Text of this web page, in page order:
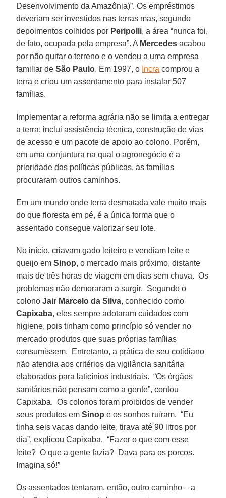
Desenvolvimento da Amazônia)”. Os empréstimos
deveriam ser investidos nas terras mas, segundo
depoimentos colhidos por Peripolli, a área “nunca foi,
de fato, ocupada pela empresa”. A Mercedes acabou
por não quitar o terreno e o vendeu a uma empresa
familiar deSão Paulo. Em 1997, o Incra comprou a
terra e criou um assentamento para instalar 507
famílias.
Implementar a reforma agrária não se limita a entregar
a terra; inclui assistência técnica, construção de vias
de acesso e um pacote de apoio ao colono. Porém,
em uma conjuntura na qual o agronegócio é a
prioridade das políticas públicas, as famílias
procuraram outros caminhos.
Em um mundo onde terra desmatada vale muito mais
do que floresta em pé, é a única forma que o
assentado consegue valorizar seu lote.
No início, criavam gado leiteiro e vendiam leite e
queijo emSinop, o mercado mais próximo, distante
mais de três horas de viagem em dias sem chuva. Os
problemas não demoraram a surgir. Segundo o
colonoJair Marcelo da Silva, conhecido como
Capixaba, eles sempre adotaram cuidados com
higiene, pois tinham como princípio só vender no
mercado produtos que suas próprias famílias
consumissem. Entretanto, a prática de seu cotidiano
não atendia aos critérios da vigilância sanitária
elaborados para laticínios industriais. “Os órgãos
sanitários não pensam como a gente”, contou
Capixaba. Os colonos foram proibidos de vender
seus produtos emSinop e os sonhos ruíram. “Eu
tinha seis vacas dando leite, tirava até 90 litros por
dia”, explicou Capixaba. “Fazer o que com esse
leite? O que a gente fazia? Dava para os porcos.
Imagina só!”
Os assentados tentaram, então, outro caminho – a